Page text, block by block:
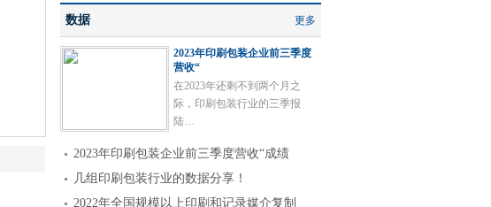
更多
数据
2023年印刷包装企业前三季度
营收“
在2023年还剩不到两个月之
际，印刷包装行业的三季报
陆…
2023年印刷包装企业前三季度营收“成绩
几组印刷包装行业的数据分享！
2022年全国规模以上印刷和记录媒介复制